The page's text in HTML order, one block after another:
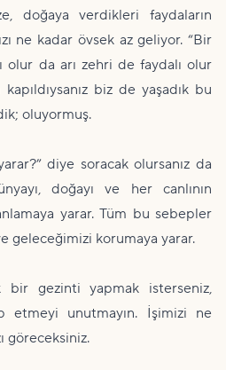
doğaya verdikleri faydaların
ne kadar övsek az geliyor. “Bir
olur da arı zehri de faydalı olur
biz de yaşadık bu
oluyormuş.
diye soracak olursanız da
doğayı ve her canlının
yarar. Tüm bu sebepler
geleceğimizi korumaya yarar.
bir gezinti yapmak isterseniz,
etmeyi unutmayın. İşimizi ne
göreceksiniz.